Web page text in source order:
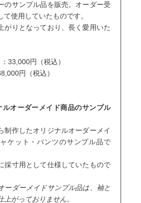
のサンプル品を販売。オーダー受
使用していたものです。
がりとなっており、長く愛用いた
33,000円（税込）
円（税込）
ルオーダーメイド商品のサンプル
制作したオリジナルオーダーメイ
ケット・パンツのサンプル品で
採寸用として仕様していたもので
ーダーメイドサンプル品は、袖と
がっておりません。